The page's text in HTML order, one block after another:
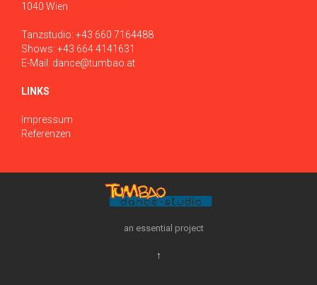
1040 Wien
Tanzstudio: +43 660 7164488
Shows: +43 664 4141631
E-Mail: dance@tumbao.at
LINKS
Impressum
Referenzen
an essential project
↑